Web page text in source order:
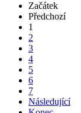
Začátek
Předchozí
1
2
3
4
5
6
7
Následující